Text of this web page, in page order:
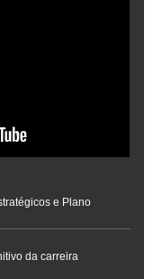
e Plano
da carreira